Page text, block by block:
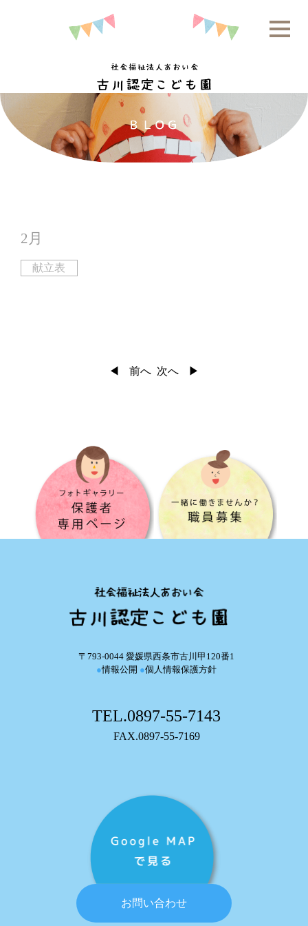
2月
献立表
前へ 次へ
〒793-0044 愛媛県西条市古川甲120番1
●情報公開 ●個人情報保護方針
TEL.0897-55-7143
FAX.0897-55-7169
お問い合わせ